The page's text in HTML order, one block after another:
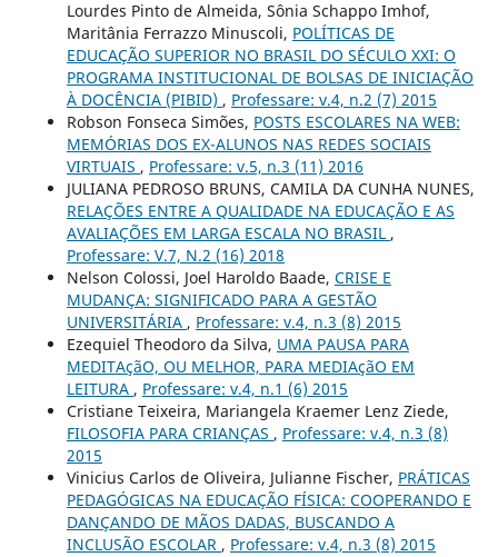
Lourdes Pinto de Almeida, Sônia Schappo Imhof,
Maritânia Ferrazzo Minuscoli, POLÍTICAS DE
EDUCAÇÃO SUPERIOR NO BRASIL DO SÉCULO XXI: O
PROGRAMA INSTITUCIONAL DE BOLSAS DE INICIAÇÃO
À DOCÊNCIA (PIBID) , Professare: v.4, n.2 (7) 2015
Robson Fonseca Simões, POSTS ESCOLARES NA WEB:
MEMÓRIAS DOS EX-ALUNOS NAS REDES SOCIAIS
VIRTUAIS , Professare: v.5, n.3 (11) 2016
JULIANA PEDROSO BRUNS, CAMILA DA CUNHA NUNES,
RELAÇÕES ENTRE A QUALIDADE NA EDUCAÇÃO E AS
AVALIAÇÕES EM LARGA ESCALA NO BRASIL ,
Professare: V.7, N.2 (16) 2018
Nelson Colossi, Joel Haroldo Baade, CRISE E
MUDANÇA: SIGNIFICADO PARA A GESTÃO
UNIVERSITÁRIA , Professare: v.4, n.3 (8) 2015
Ezequiel Theodoro da Silva, UMA PAUSA PARA
MEDITAçãO, OU MELHOR, PARA MEDIAçãO EM
LEITURA , Professare: v.4, n.1 (6) 2015
Cristiane Teixeira, Mariangela Kraemer Lenz Ziede,
FILOSOFIA PARA CRIANÇAS , Professare: v.4, n.3 (8)
2015
Vinicius Carlos de Oliveira, Julianne Fischer, PRÁTICAS
PEDAGÓGICAS NA EDUCAÇÃO FÍSICA: COOPERANDO E
DANÇANDO DE MÃOS DADAS, BUSCANDO A
INCLUSÃO ESCOLAR , Professare: v.4, n.3 (8) 2015